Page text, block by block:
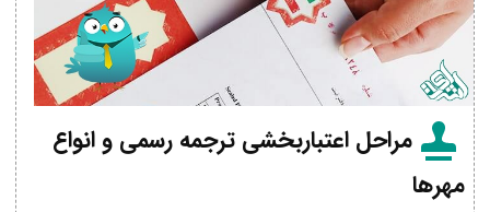
مراحل اعتباربخشی ترجمه رسمی و انواع
مهرها